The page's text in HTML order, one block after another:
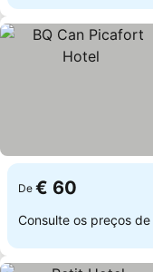
De € 60
Consulte os preços de